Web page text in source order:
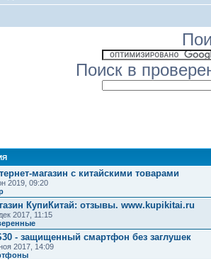
Поиск в
магазин с китайскими товарами
2019, 09:20
КупиКитай: отзывы. www.kupikitai.ru
2017, 11:15
- защищенный смартфон без заглушек
2017, 14:09